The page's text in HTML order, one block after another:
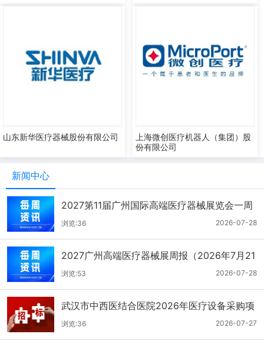
山东新华医疗器械股份有限公司
上海微创医疗机器人（集团）股
份有限公司
新闻中心
2027第11届广州国际高端医疗器械展览会一周
报（7.22-7.28）
2026-07-28
浏览:36
2027广州高端医疗器械展周报（2026年7月21
-27日）
2026-07-28
浏览:53
武汉市中西医结合医院2026年医疗设备采购项
目三十三公开招标公告
2026-07-27
浏览:36